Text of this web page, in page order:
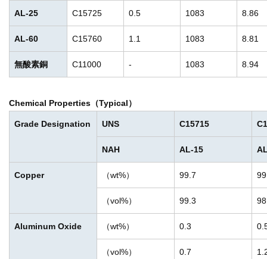
AL-25 C15725 0.5 1083 8.86
AL-60 C15760 1.1 1083 8.81
無酸素銅 C11000 - 1083 8.94
Chemical Properties（Typical）
Grade Designation UNS C15715
NAH AL-15
Copper （wt%） 99.7
（vol%） 99.3
Aluminum Oxide （wt%） 0.3
（vol%） 0.7